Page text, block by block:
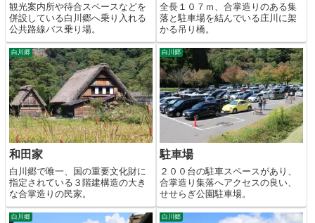
観光案内所や待合スペースなどを
併設している白川郷へ乗り入れる
公共路線バス乗り場。
全長１０７ｍ、合掌造りのある集
落と駐車場を結んでいる庄川に架
かる吊り橋。
白川郷
和田家
白川郷で唯一、国の重要文化財に
指定されている３階建構造の大き
な合掌造りの民家。
白川郷
駐車場
２００台の駐車スペースがあり、
合掌造り集落へアクセスの良い、
せせらぎ公園駐車場。
白川郷 白川郷